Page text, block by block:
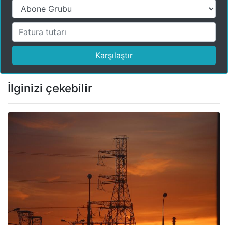
Karşılaştır
İlginizi çekebilir